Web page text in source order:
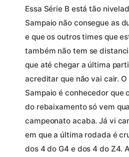
Essa Série B está tão
Sampaio não consegue as
e que os outros times que
também não tem se
que até chegar a última
acreditar que não vai cair.
Sampaio é conhecedor que
do rebaixamento só vem
campeonato acaba. Já vi
em que a última rodada é
dos 4 do G4 e dos 4 do Z4.